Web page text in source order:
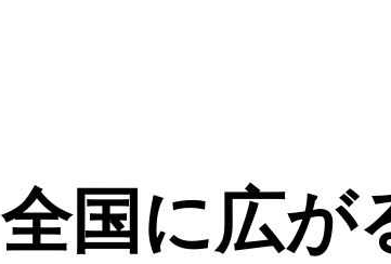
全国に広が